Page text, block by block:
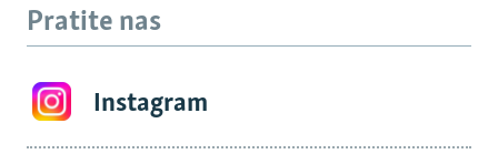
Pratite nas
Instagram